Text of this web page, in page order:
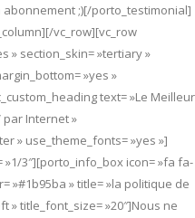
;)[/porto_testimonial]
vc_row][vc_row
» section_skin= »tertiary »
»yes »
text= »Le Meilleur
par Internet »
» use_theme_fonts= »yes »]
3″][porto_info_box icon= »fa fa-
»#1b95ba » title= »la politique de
» title_font_size= »20″]Nous ne